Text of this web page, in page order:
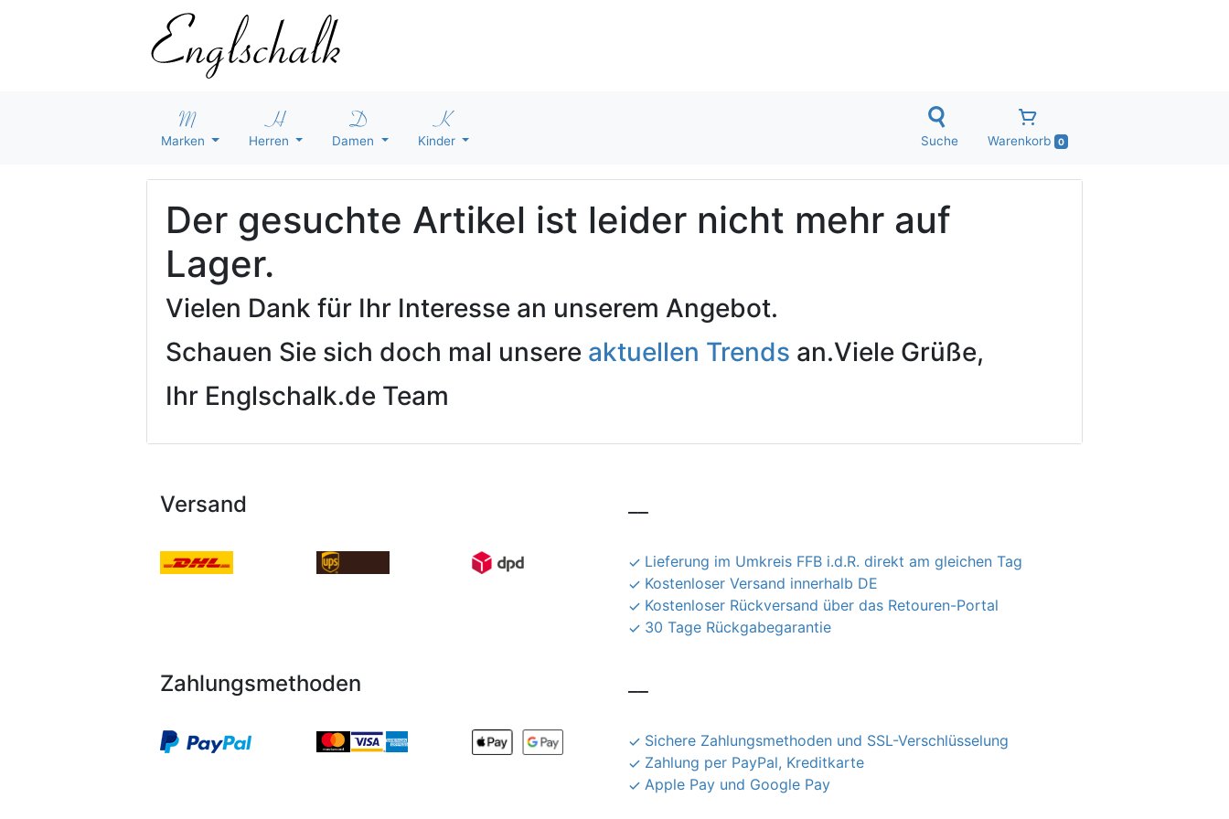
Marken Herren Damen Kinder Suche Warenkorb 0
Der gesuchte Artikel ist leider nicht mehr auf
Lager.
Vielen Dank für Ihr Interesse an unserem Angebot.
Schauen Sie sich doch mal unsere aktuellen Trends an.Viele Grüße,
Ihr Englschalk.de Team
Versand
Lieferung im Umkreis FFB i.d.R. direkt am gleichen Tag
Kostenloser Versand innerhalb DE
Kostenloser Rückversand über das Retouren-Portal
30 Tage Rückgabegarantie
Zahlungsmethoden
Sichere Zahlungsmethoden und SSL-Verschlüsselung
Zahlung per PayPal, Kreditkarte
Apple Pay und Google Pay